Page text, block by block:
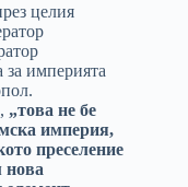
целия
империята
„това не бе
империя,
преселение
нова